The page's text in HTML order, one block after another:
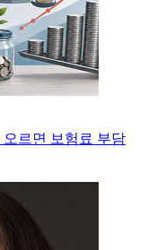
오르면 보험료 부담